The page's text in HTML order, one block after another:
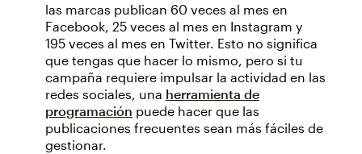
las marcas publican 60 veces al mes en
Facebook, 25 veces al mes en Instagram y
195 veces al mes en Twitter. Esto no significa
que tengas que hacer lo mismo, pero si tu
campaña requiere impulsar la actividad en las
redes sociales, una herramienta de
programación puede hacer que las
publicaciones frecuentes sean más fáciles de
gestionar.